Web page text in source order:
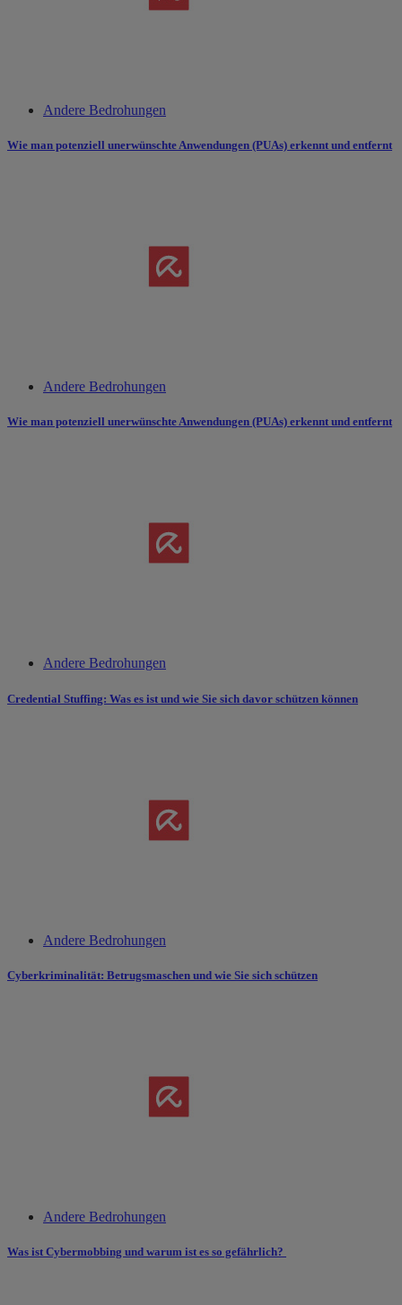
Andere Bedrohungen
Wie man potenziell unerwünschte Anwendungen (PUAs) erkennt und entfernt
Andere Bedrohungen
Wie man potenziell unerwünschte Anwendungen (PUAs) erkennt und entfernt
Andere Bedrohungen
Credential Stuffing: Was es ist und wie Sie sich davor schützen können
Andere Bedrohungen
Cyberkriminalität: Betrugsmaschen und wie Sie sich schützen
Andere Bedrohungen
Was ist Cybermobbing und warum ist es so gefährlich?